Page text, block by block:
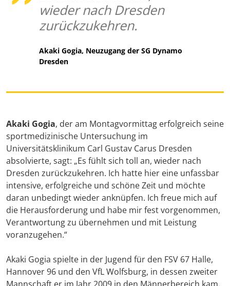
wieder nach Dresden
zurückzukehren.
Akaki Gogia, Neuzugang der SG Dynamo
Dresden
Akaki Gogia, der am Montagvormittag erfolgreich seine
sportmedizinische Untersuchung im
Universitätsklinikum Carl Gustav Carus Dresden
absolvierte, sagt: „Es fühlt sich toll an, wieder nach
Dresden zurückzukehren. Ich hatte hier eine unfassbar
intensive, erfolgreiche und schöne Zeit und möchte
daran unbedingt wieder anknüpfen. Ich freue mich auf
die Herausforderung und habe mir fest vorgenommen,
Verantwortung zu übernehmen und mit Leistung
voranzugehen.“
Akaki Gogia spielte in der Jugend für den FSV 67 Halle,
Hannover 96 und den VfL Wolfsburg, in dessen zweiter